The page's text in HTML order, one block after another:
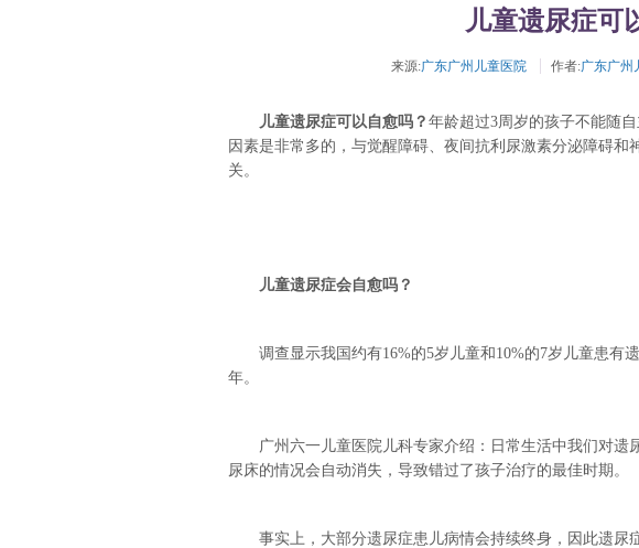
儿童遗尿症可
来源:广东广州儿童医院 作者:广东广州
儿童遗尿症可以自愈吗？ 年龄超过3周岁的孩子不能随
因素是非常多的，与觉醒障碍、夜间抗利尿激素分泌障碍
关。
儿童遗尿症会自愈吗？
调查显示我国约有16%的5岁儿童和10%的7岁儿童患有
年。
广州六一儿童医院儿科专家介绍：日常生活中我们对遗
尿床的情况会自动消失，导致错过了孩子治疗的最佳时期。
事实上，大部分遗尿症患儿病情会持续终身，因此遗尿